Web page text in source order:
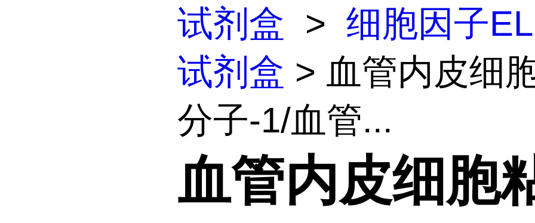
试剂盒 > 细胞因子
试剂盒 > 血管内皮细
分子-1/血管...
血管内皮细胞